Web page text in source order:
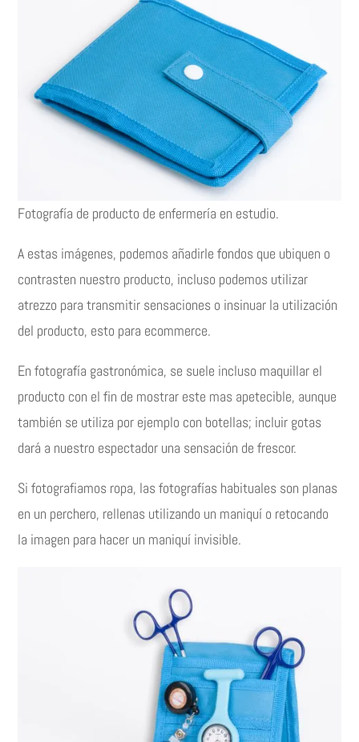
Fotografía de producto de enfermería en estudio.
A estas imágenes, podemos añadirle fondos que ubiquen o
contrasten nuestro producto, incluso podemos utilizar
atrezzo para transmitir sensaciones o insinuar la utilización
del producto, esto para ecommerce.
En fotografía gastronómica, se suele incluso maquillar el
producto con el fin de mostrar este mas apetecible, aunque
también se utiliza por ejemplo con botellas; incluir gotas
dará a nuestro espectador una sensación de frescor.
Si fotografiamos ropa, las fotografías habituales son planas
en un perchero, rellenas utilizando un maniquí o retocando
la imagen para hacer un maniquí invisible.